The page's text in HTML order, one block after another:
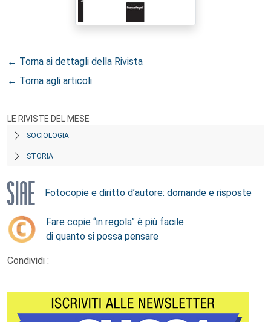
← Torna ai dettagli della Rivista
← Torna agli articoli
LE RIVISTE DEL MESE
SOCIOLOGIA
STORIA
Fotocopie e diritto d’autore: domande e risposte
Fare copie “in regola” è più facile
di quanto si possa pensare
Condividi :